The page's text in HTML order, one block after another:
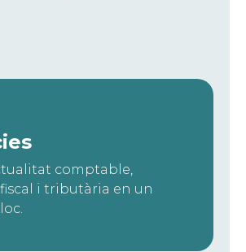
comptable,
fiscal i tributària en un